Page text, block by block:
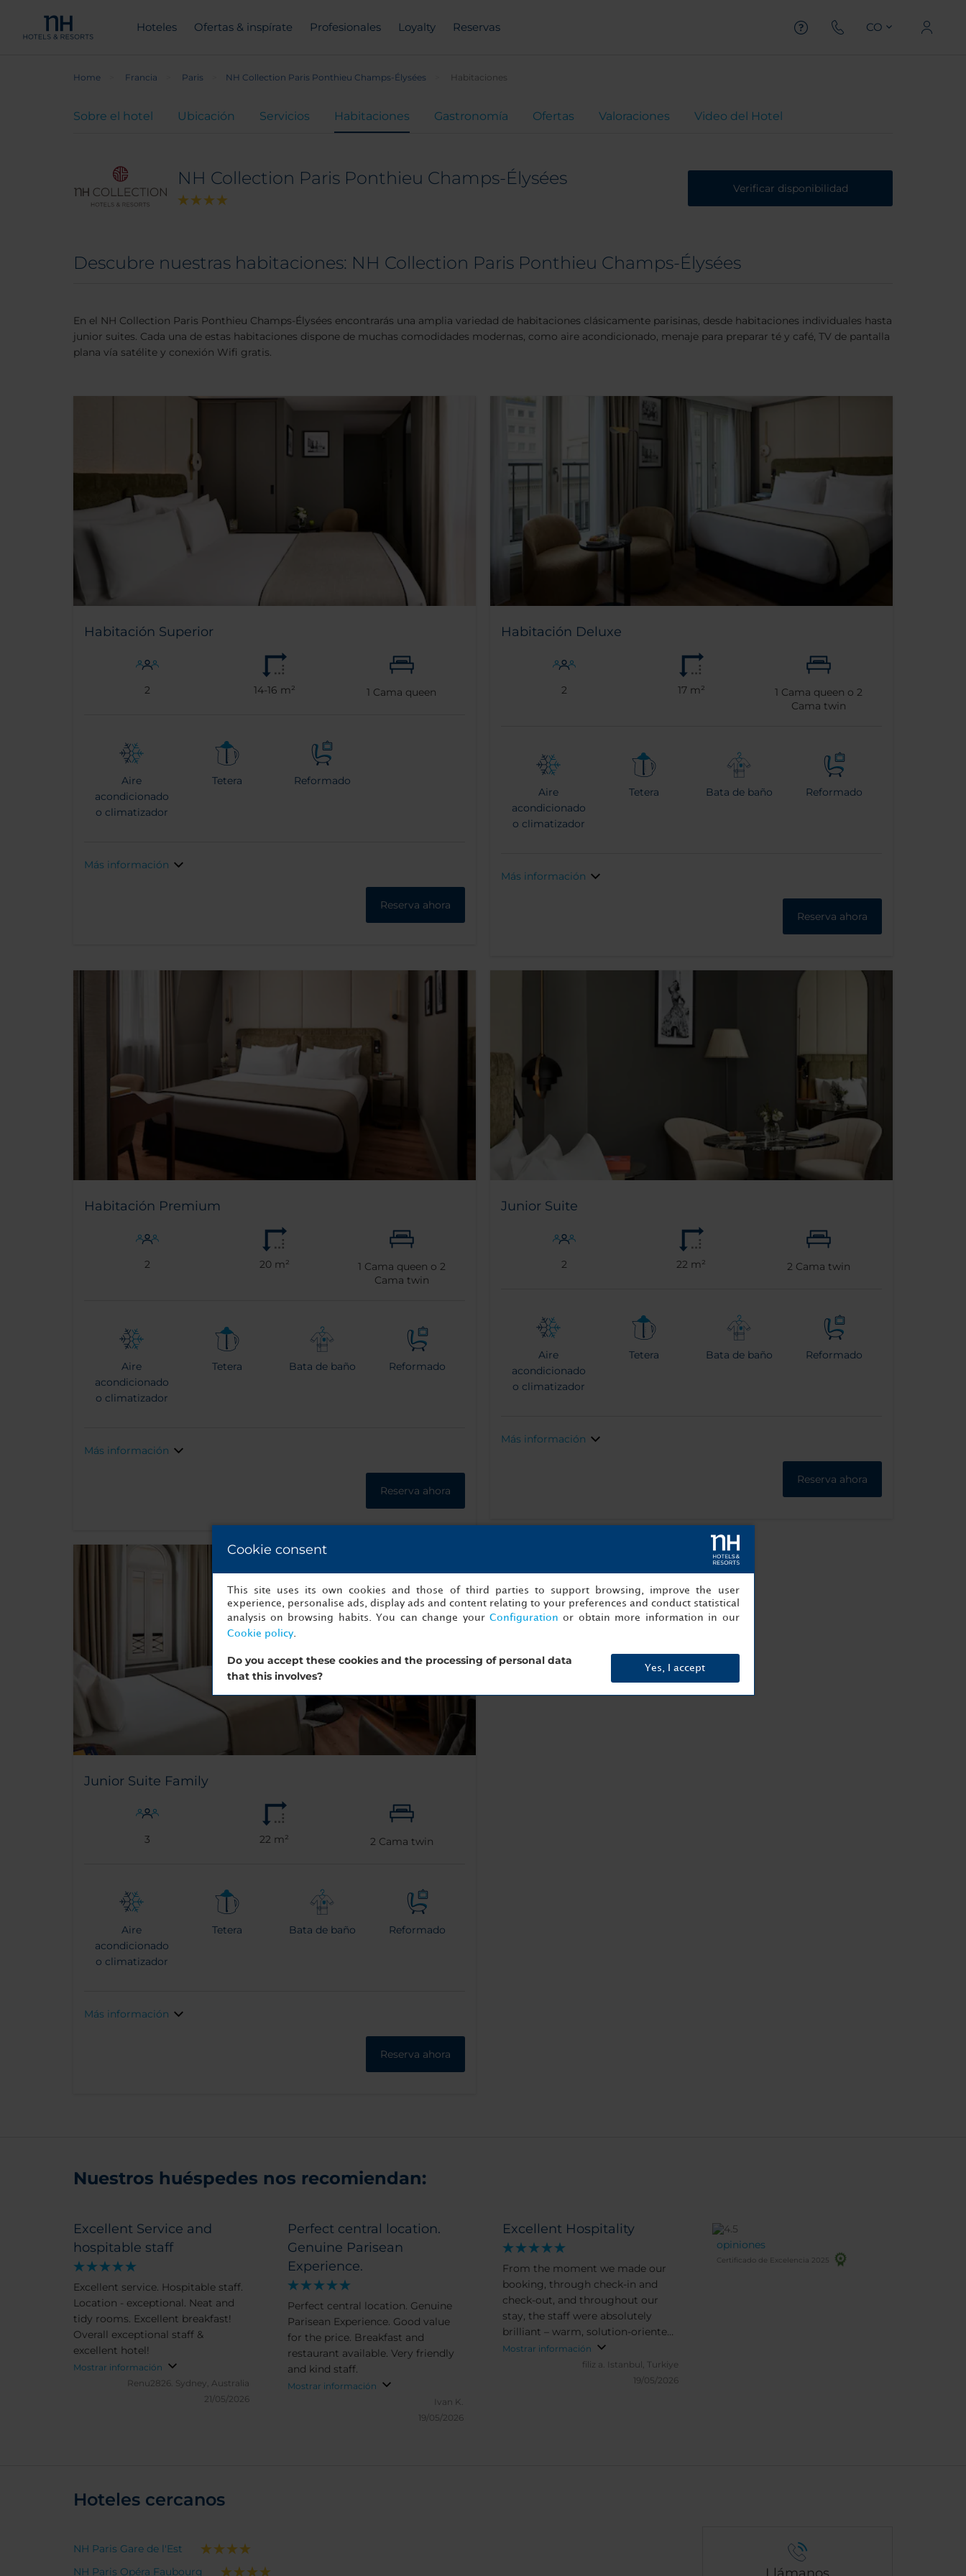
Hoteles Ofertas & inspírate Profesionales Loyalty Reservas CO
Home Francia Paris NH Collection Paris Ponthieu Champs-Élysées Habitaciones
Sobre el hotel Ubicación Servicios Habitaciones Gastronomía Ofertas Valoraciones Video del Hotel
NH Collection Paris Ponthieu Champs-Élysées Verificar disponibilidad
Descubre nuestras habitaciones: NH Collection Paris Ponthieu Champs-Élysées
En el NH Collection Paris Ponthieu Champs-Élysées encontrarás una amplia variedad de habitaciones clásicamente parisinas, desde habitaciones individuales hasta
junior suites. Cada una de estas habitaciones dispone de muchas comodidades modernas, como aire acondicionado, menaje para preparar té y café, TV de pantalla
plana vía satélite y conexión Wifi gratis.
Habitación Superior
2 14-16 m² 1 Cama queen
Aire
acondicionado
o climatizador
Tetera Reformado
Más información
Reserva ahora
Habitación Deluxe
2 17 m² 1 Cama queen o 2
Cama twin
Aire
acondicionado
o climatizador
Tetera Bata de baño Reformado
Más información
Reserva ahora
Habitación Premium
2 20 m² 1 Cama queen o 2
Cama twin
Aire
acondicionado
o climatizador
Tetera Bata de baño Reformado
Más información
Reserva ahora
Junior Suite
2 22 m² 2 Cama twin
Aire
acondicionado
o climatizador
Tetera Bata de baño Reformado
Más información
Reserva ahora
Junior Suite Family
3 22 m² 2 Cama twin
Aire
acondicionado
o climatizador
Tetera Bata de baño Reformado
Más información
Reserva ahora
Nuestros huéspedes nos recomiendan:
Excellent Service and
hospitable staff
Excellent service. Hospitable staff.
Location - exceptional. Neat and
tidy rooms. Excellent breakfast!
Overall exceptional staff &
excellent hotel!
Mostrar información
Renu2826. Sydney, Australia
21/05/2026
Perfect central location.
Genuine Parisean
Experience.
Perfect central location. Genuine
Parisean Experience. Good value
for the price. Breakfast and
restaurant available. Very friendly
and kind staff.
Mostrar información
Ivan K.
19/05/2026
Excellent Hospitality
From the moment we made our
booking, through check-in and
check-out, and throughout our
stay, the staff were absolutely
brilliant – warm, solution-oriented
and hospitable; the hotel is very
central, spotlessly clean, safe and
the rooms are excellent. Thank
Mostrar información
filiz a.
Istanbul, Turkiye
19/05/2026
opiniones
Certificado de Excelencia 2025
Hoteles cercanos
NH Paris Gare de l'Est
NH Paris Opéra Faubourg
Llámanos
Cookie consent
This site uses its own cookies and those of third parties to support browsing, improve the user
experience, personalise ads, display ads and content relating to your preferences and conduct statistical
analysis on browsing habits. You can change your Configuration or obtain more information in our
Cookie policy.
Do you accept these cookies and the processing of personal data
that this involves?
Yes, I accept